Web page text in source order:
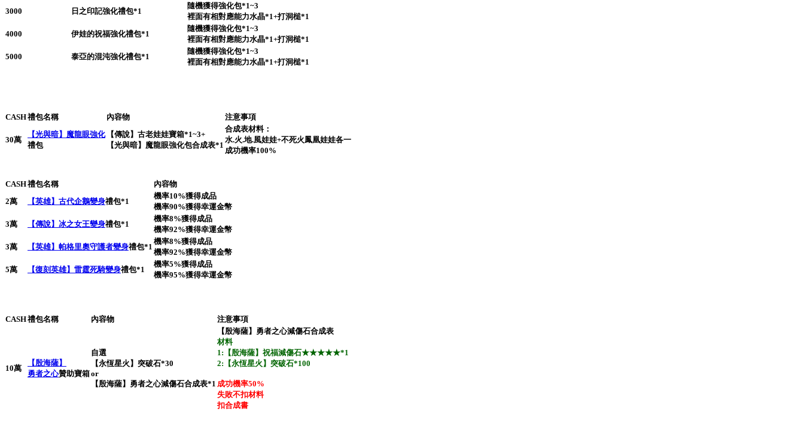
3000
日之印記強化禮包*1
隨機獲得強化包*1~3
裡面有相對應能力水晶*1+打洞槌*1
4000
伊娃的祝福強化禮包*1
隨機獲得強化包*1~3
裡面有相對應能力水晶*1+打洞槌*1
5000
泰亞的混沌強化禮包*1
隨機獲得強化包*1~3
裡面有相對應能力水晶*1+打洞槌*1
CASH禮包名稱 內容物 注意事項
30萬
【光與暗】魔龍眼強化
禮包
【傳說】古老娃娃寶箱*1~3+
【光與暗】魔龍眼強化包合成表*1
合成表材料：
水.火.地.風娃娃+不死火鳳凰娃娃各一
成功機率100%
CASH禮包名稱
內容物
2萬
【英雄】古代企鵝變身禮包*1
機率10%獲得成品
機率90%獲得幸運金幣
3萬
【傳說】冰之女王變身禮包*1
機率8%獲得成品
機率92%獲得幸運金幣
3萬
【英雄】帕格里奧守護者變身禮包*1
機率8%獲得成品
機率92%獲得幸運金幣
5萬
【復刻英雄】雷霆死騎變身禮包*1
機率5%獲得成品
機率95%獲得幸運金幣
CASH禮包名稱 內容物 注意事項
10萬
【殷海薩】
勇者之心贊助寶箱
自選
【永恆星火】突破石*30
or
【殷海薩】勇者之心減傷石合成表*1
【殷海薩】勇者之心減傷石合成表
材料
1:【殷海薩】祝福減傷石★★★★★*1
2:【永恆星火】突破石*100
成功機率50%
失敗不扣材料
扣合成書